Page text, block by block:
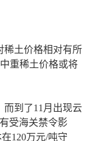
土价格相对有所
重稀土价格或将
到了11月出现云
受海关禁令影
120万元/吨守